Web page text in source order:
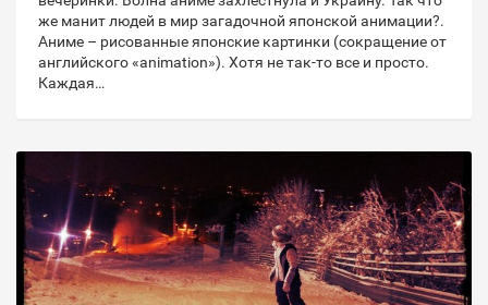
же манит людей в мир загадочной японской анимации?.
Аниме – рисованные японские картинки (сокращение от
английского «animation»). Хотя не так-то все и просто.
Каждая…